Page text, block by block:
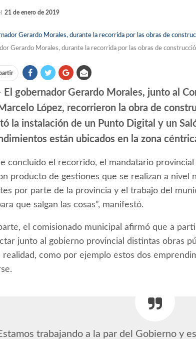
21 de enero de 2019
Gerardo Morales, durante la recorrida por las obras de
El gobernador Gerardo Morales, junto al
López, recorrieron la obra de
la instalación de un Punto Digital y un
están ubicados en la zona
concluido el recorrido, el mandatario
producto de gestiones que se realizan a nivel
por parte de la provincia y el trabajo del
que salgan las cosas”, manifestó.
el comisionado municipal afirmó que a
junto al gobierno provincial distintas obras
realidad, como por ejemplo estos dos
trabajando a la par del Gobierno y